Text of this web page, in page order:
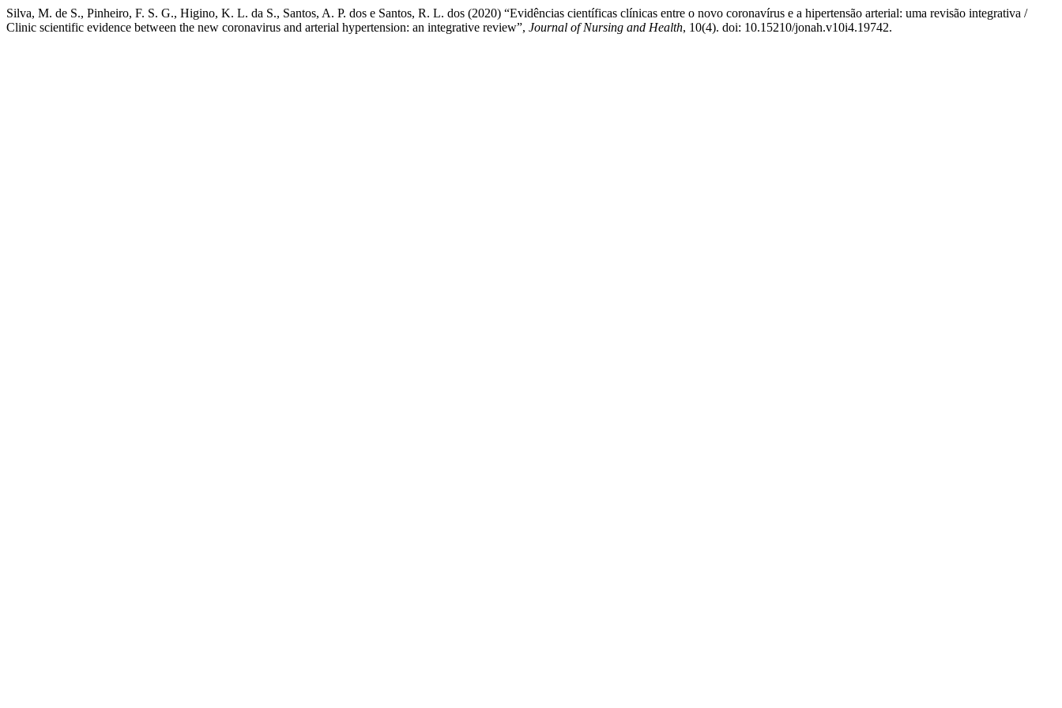
Silva, M. de S., Pinheiro, F. S. G., Higino, K. L. da S., Santos, A. P. dos e Santos, R. L. dos (2020) “Evidências científicas clínicas entre o novo coronavírus e a hipertensão arterial: uma revisão integrativa /
Clinic scientific evidence between the new coronavirus and arterial hypertension: an integrative review”, Journal of Nursing and Health, 10(4). doi: 10.15210/jonah.v10i4.19742.